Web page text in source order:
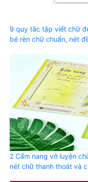
9 quy tắc tập viết chữ
bé rèn chữ chuẩn, nét
2 Cẩm nang vở luyện
nét chữ thanh thoát và